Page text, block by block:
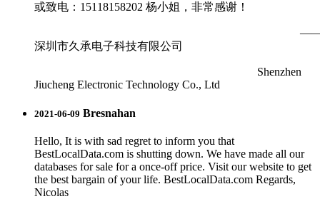
或致电：15118158202 杨小姐，非常感谢！
深圳市久承电子科技有限公司
Shenzhen
Jiucheng Electronic Technology Co., Ltd
2021-06-09 Bresnahan
Hello, It is with sad regret to inform you that
BestLocalData.com is shutting down. We have made all our
databases for sale for a once-off price. Visit our website to get
the best bargain of your life. BestLocalData.com Regards,
Nicolas